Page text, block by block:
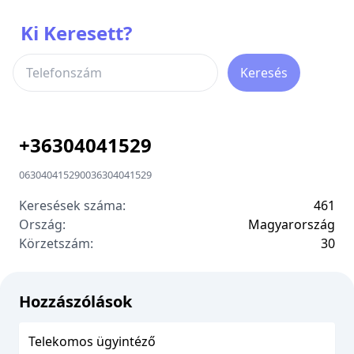
Ki Keresett?
Keresés
+36304041529
063040415290036304041529
Keresések száma:
461
Ország:
Magyarország
Körzetszám:
30
Hozzászólások
Telekomos ügyintéző